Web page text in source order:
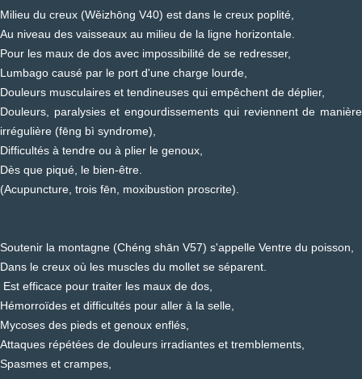
Milieu du creux (Wěizhōng V40) est dans le creux poplité,
Au niveau des vaisseaux au milieu de la ligne horizontale.
Pour les maux de dos avec impossibilité de se redresser,
Lumbago causé par le port d'une charge lourde,
Douleurs musculaires et tendineuses qui empêchent de déplier,
Douleurs, paralysies et engourdissements qui reviennent de manière
irrégulière (fēng bì syndrome),
Difficultés à tendre ou à plier le genoux,
Dès que piqué, le bien-être.
(Acupuncture, trois fēn, moxibustion proscrite).
Soutenir la montagne (Chéng shān V57) s'appelle Ventre du poisson,
Dans le creux où les muscles du mollet se séparent.
Est efficace pour traiter les maux de dos,
Hémorroïdes et difficultés pour aller à la selle,
Mycoses des pieds et genoux enflés,
Attaques répétées de douleurs irradiantes et tremblements,
Spasmes et crampes,